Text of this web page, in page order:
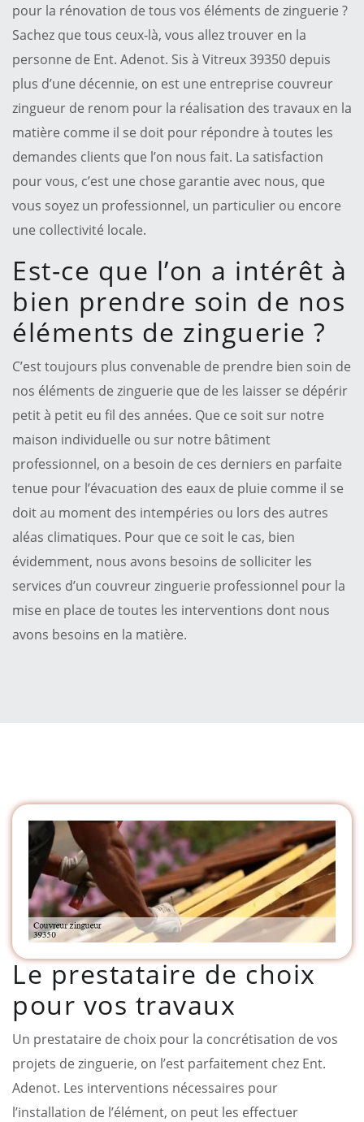
pour la rénovation de tous vos éléments de zinguerie ?
Sachez que tous ceux-là, vous allez trouver en la
personne de Ent. Adenot. Sis à Vitreux 39350 depuis
plus d’une décennie, on est une entreprise couvreur
zingueur de renom pour la réalisation des travaux en la
matière comme il se doit pour répondre à toutes les
demandes clients que l’on nous fait. La satisfaction
pour vous, c’est une chose garantie avec nous, que
vous soyez un professionnel, un particulier ou encore
une collectivité locale.
Est-ce que l’on a intérêt à
bien prendre soin de nos
éléments de zinguerie ?
C’est toujours plus convenable de prendre bien soin de
nos éléments de zinguerie que de les laisser se dépérir
petit à petit eu fil des années. Que ce soit sur notre
maison individuelle ou sur notre bâtiment
professionnel, on a besoin de ces derniers en parfaite
tenue pour l’évacuation des eaux de pluie comme il se
doit au moment des intempéries ou lors des autres
aléas climatiques. Pour que ce soit le cas, bien
évidemment, nous avons besoins de solliciter les
services d’un couvreur zinguerie professionnel pour la
mise en place de toutes les interventions dont nous
avons besoins en la matière.
Le prestataire de choix
pour vos travaux
Un prestataire de choix pour la concrétisation de vos
projets de zinguerie, on l’est parfaitement chez Ent.
Adenot. Les interventions nécessaires pour
l’installation de l’élément, on peut les effectuer